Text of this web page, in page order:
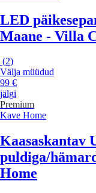
LED
Maane - Villa
(2)
Välja müüdud
99 €
jälgi
Premium
Kave Home
Kaasaskantav
puldiga/
Home